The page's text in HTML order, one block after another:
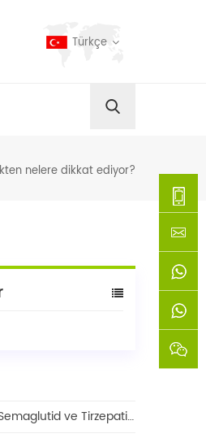
Türkçe
nelere dikkat ediyor?
En Kapsamlı Kilo Verme İlacı Karşılaştırması
5853819